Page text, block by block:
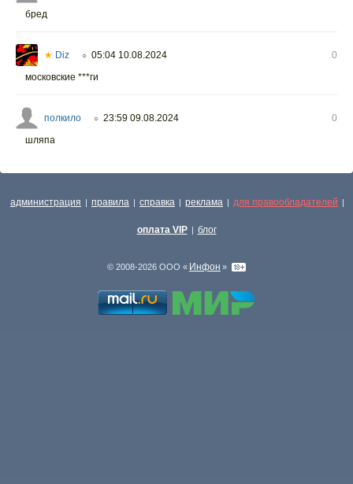
бред
★ Diz ○ 05:04 10.08.2024
0
московские ***ги
полкило ○ 23:59 09.08.2024
0
шляпа
администрация | правила | справка | реклама | для правообладателей |
оплата VIP | блог
© 2008-2026 ООО « Инфон »